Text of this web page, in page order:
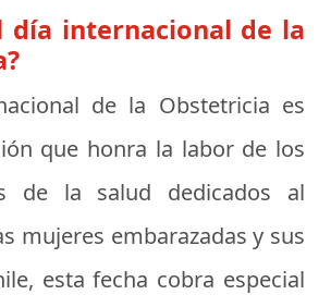
día internacional de la
de la Obstetricia es
que honra la labor de los
de la salud dedicados al
mujeres embarazadas y sus
esta fecha cobra especial